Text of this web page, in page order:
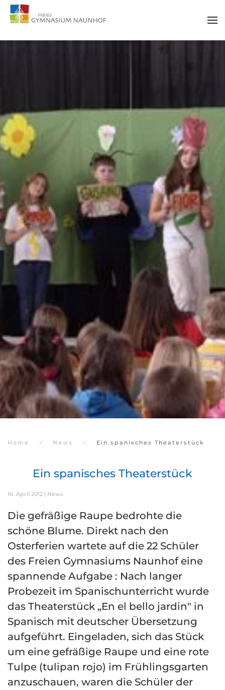
Zum Hauptinhalt springen
Home News Ein spanisches Theaterstück
Ein spanisches Theaterstück
16. April 2012 | News
Die gefräßige Raupe bedrohte die
schöne Blume. Direkt nach den
Osterferien wartete auf die 22 Schüler
des Freien Gymnasiums Naunhof eine
spannende Aufgabe : Nach langer
Probezeit im Spanischunterricht wurde
das Theaterstück „En el bello jardin" in
Spanisch mit deutscher Übersetzung
aufgeführt. Eingeladen, sich das Stück
um eine gefräßige Raupe und eine rote
Tulpe (tulipan rojo) im Frühlingsgarten
anzuschauen, waren die Schüler der